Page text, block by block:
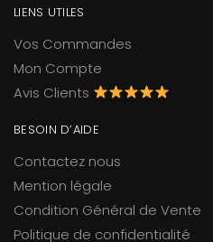
LIENS UTILES
Vos Commandes
Mon Compte
Avis Clients
BESOIN D’AIDE
Contactez nous
Mention légale
Condition Général de Vente
Politique de confidentialité